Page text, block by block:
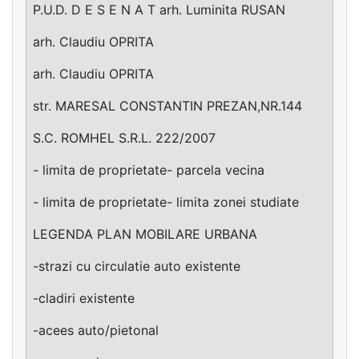
P.U.D. D E S E N A T arh. Luminita RUSAN
arh. Claudiu OPRITA
arh. Claudiu OPRITA
str. MARESAL CONSTANTIN PREZAN,NR.144
S.C. ROMHEL S.R.L. 222/2007
- limita de proprietate- parcela vecina
- limita de proprietate- limita zonei studiate
LEGENDA PLAN MOBILARE URBANA
-strazi cu circulatie auto existente
-cladiri existente
-acees auto/pietonal